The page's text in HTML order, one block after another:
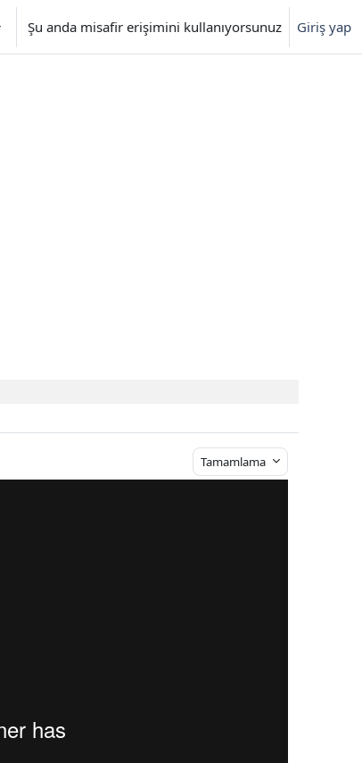
Şu anda misafir erişimini kullanıyorsunuz Giriş yap
Tamamlama